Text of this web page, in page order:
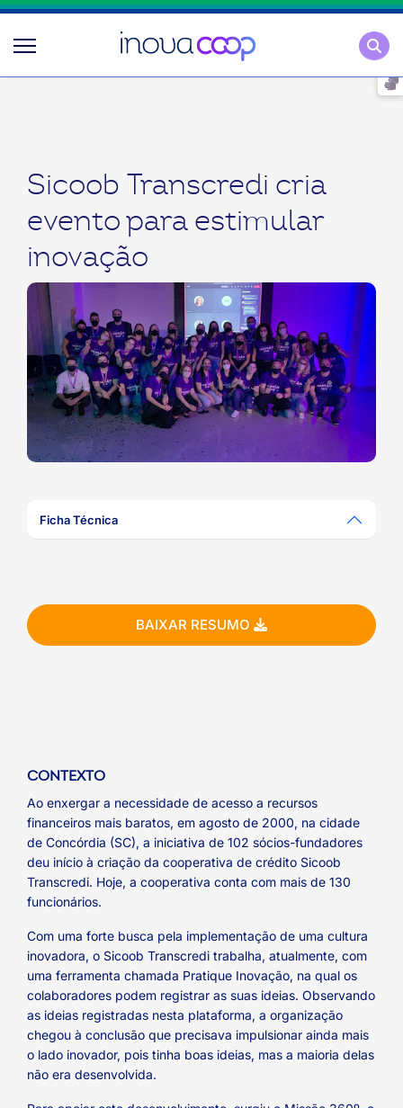
Sicoob Transcredi cria
evento para estimular
inovação
Ficha Técnica
BAIXAR RESUMO
CONTEXTO
Ao enxergar a necessidade de acesso a recursos
financeiros mais baratos, em agosto de 2000, na cidade
de Concórdia (SC), a iniciativa de 102 sócios-fundadores
deu início à criação da cooperativa de crédito Sicoob
Transcredi. Hoje, a cooperativa conta com mais de 130
funcionários.
Com uma forte busca pela implementação de uma cultura
inovadora, o Sicoob Transcredi trabalha, atualmente, com
uma ferramenta chamada Pratique Inovação, na qual os
colaboradores podem registrar as suas ideias. Observando
as ideias registradas nesta plataforma, a organização
chegou à conclusão que precisava impulsionar ainda mais
o lado inovador, pois tinha boas ideias, mas a maioria delas
não era desenvolvida.